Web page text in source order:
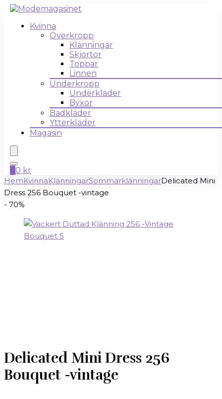
Kvinna
Överkropp
Klänningar
Skjortor
Toppar
Linnen
Underkropp
Underkläder
Byxor
Badkläder
Ytterkläder
Magasin
0 kr
HemKvinnaKlänningarSommarklänningarDelicated Mini
Dress 256 Bouquet -vintage
- 70%
Delicated Mini Dress 256
Bouquet -vintage